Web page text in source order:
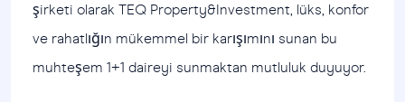
şirketi olarak TEQ Property&Investment, lüks, konfor
ve rahatlığın mükemmel bir karışımını sunan bu
muhteşem 1+1 daireyi sunmaktan mutluluk duyuyor.